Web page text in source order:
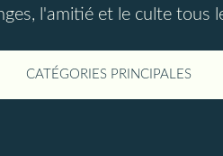
l'amitié et le culte tous
CATÉGORIES PRINCIPALES